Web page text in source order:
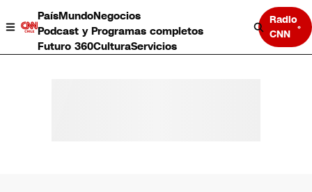
PaísMundoNegocios
Podcast y Programas completos
Futuro 360CulturaServicios
Radio
CNN